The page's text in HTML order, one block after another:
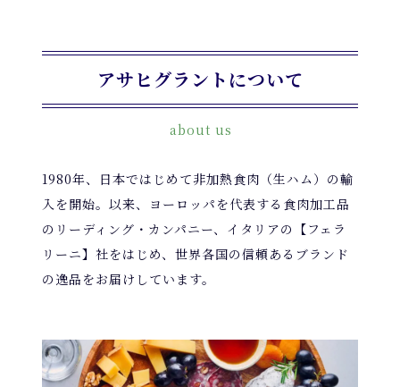
アサヒグラントについて
about us
1980年、日本ではじめて非加熱食肉（生ハム）の輸
入を開始。以来、ヨーロッパを代表する食肉加工品
のリーディング・カンパニー、イタリアの【フェラ
リーニ】社をはじめ、世界各国の信頼あるブランド
の逸品をお届けしています。